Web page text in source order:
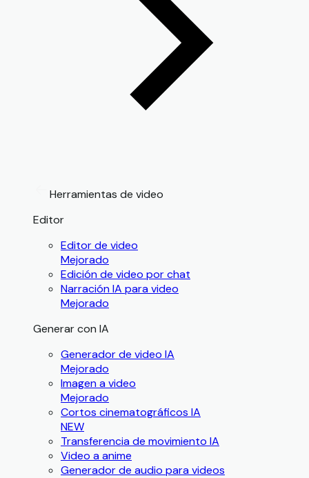
Herramientas de video
Editor
Editor de video
Mejorado
Edición de video por chat
Narración IA para video
Mejorado
Generar con IA
Generador de video IA
Mejorado
Imagen a video
Mejorado
Cortos cinematográficos IA
NEW
Transferencia de movimiento IA
Video a anime
Generador de audio para videos